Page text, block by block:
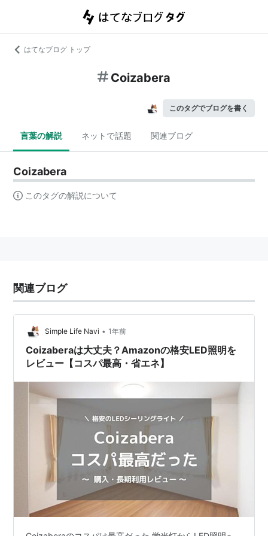
はてなブログ トップ
Coizabera
このタグでブログを書く
言葉の解説 ネットで話題 関連ブログ
Coizabera
このタグの解説について
関連ブログ
Simple Life Navi • 1年前
Coizaberaは大丈夫？Amazonの格安LED照明を
レビュー【コスパ最高・省エネ】